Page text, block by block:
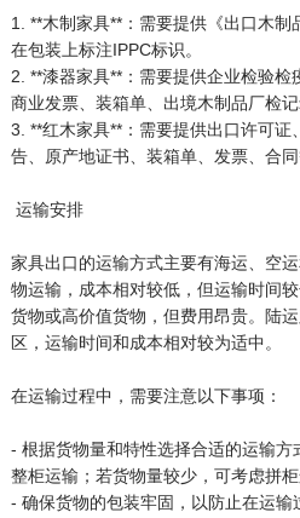
1. **木制家具**：需要提供《出口木制
在包装上标注IPPC标识。
2. **漆器家具**：需要提供企业检验检
商业发票、装箱单、出境木制品厂检
3. **红木家具**：需要提供出口许可证
告、原产地证书、装箱单、发票、合同
运输安排
家具出口的运输方式主要有海运、空
物运输，成本相对较低，但运输时间
货物或高价值货物，但费用昂贵。陆
区，运输时间和成本相对较为适中。
在运输过程中，需要注意以下事项：
- 根据货物量和特性选择合适的运输
整柜运输；若货物量较少，可考虑拼柜
- 确保货物的包装牢固，以防止在运